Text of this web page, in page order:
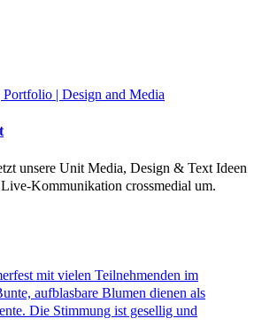
unsere Unit Media, Design & Text Ideen
Kommunikation crossmedial um.